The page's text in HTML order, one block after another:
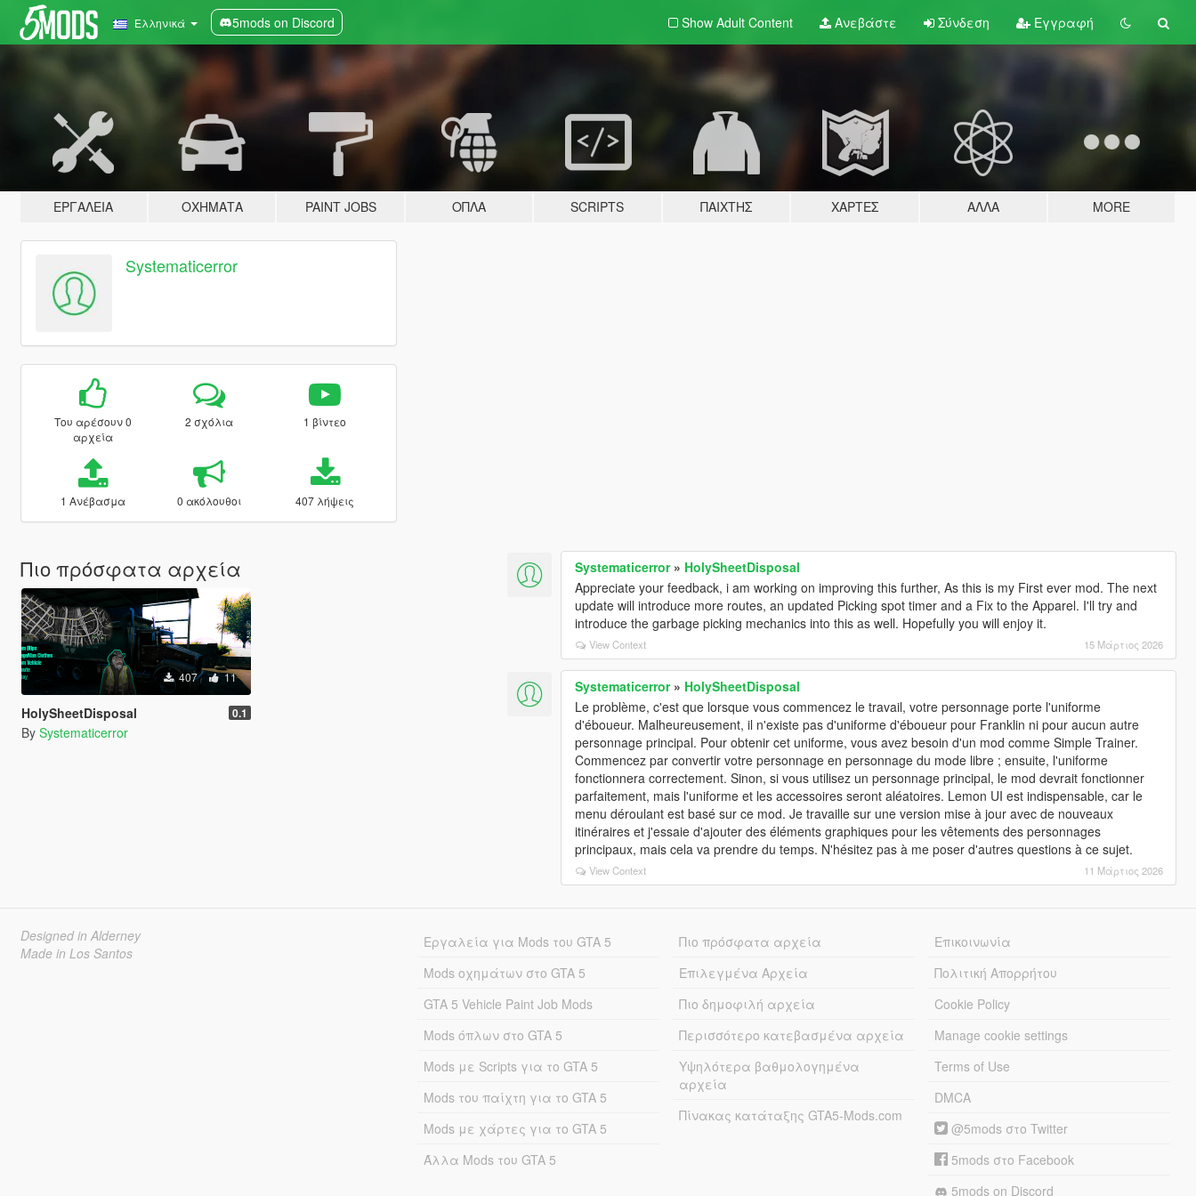
Ελληνικά 5mods on Discord Show Adult Content Ανεβάστε Σύνδεση Εγγραφή
ΕΡΓΑΛΕΊΑ ΟΧΉΜΑΤΑ PAINT JOBS ΌΠΛΑ SCRIPTS ΠΑΊΧΤΗΣ ΧΆΡΤΕΣ ΆΛΛΑ MORE
Systematicerror
Του αρέσουν 0
αρχεία
2 σχόλια 1 βίντεο
1 Ανέβασμα 0 ακόλουθοι 407 λήψεις
Πιο πρόσφατα αρχεία
407 11
HolySheetDisposal 0.1
By Systematicerror
Systematicerror» HolySheetDisposal
Appreciate your feedback, i am working on improving this further, As this is my First ever mod. The next
update will introduce more routes, an updated Picking spot timer and a Fix to the Apparel. I'll try and
introduce the garbage picking mechanics into this as well. Hopefully you will enjoy it.
View Context 15 Μάρτιος 2026
Systematicerror» HolySheetDisposal
Le problème, c'est que lorsque vous commencez le travail, votre personnage porte l'uniforme
d'éboueur. Malheureusement, il n'existe pas d'uniforme d'éboueur pour Franklin ni pour aucun autre
personnage principal. Pour obtenir cet uniforme, vous avez besoin d'un mod comme Simple Trainer.
Commencez par convertir votre personnage en personnage du mode libre ; ensuite, l'uniforme
fonctionnera correctement. Sinon, si vous utilisez un personnage principal, le mod devrait fonctionner
parfaitement, mais l'uniforme et les accessoires seront aléatoires. Lemon UI est indispensable, car le
menu déroulant est basé sur ce mod. Je travaille sur une version mise à jour avec de nouveaux
itinéraires et j'essaie d'ajouter des éléments graphiques pour les vêtements des personnages
principaux, mais cela va prendre du temps. N'hésitez pas à me poser d'autres questions à ce sujet.
View Context 11 Μάρτιος 2026
Designed in Alderney
Made in Los Santos
Εργαλεία για Mods του GTA 5
Mods οχημάτων στο GTA 5
GTA 5 Vehicle Paint Job Mods
Mods όπλων στο GTA 5
Mods με Scripts για το GTA 5
Mods του παίχτη για το GTA 5
Mods με χάρτες για το GTA 5
Άλλα Mods του GTA 5
Πιο πρόσφατα αρχεία
Επιλεγμένα Αρχεία
Πιο δημοφιλή αρχεία
Περισσότερο κατεβασμένα αρχεία
Υψηλότερα βαθμολογημένα
αρχεία
Πίνακας κατάταξης GTA5-Mods.com
Επικοινωνία
Πολιτική Απορρήτου
Cookie Policy
Manage cookie settings
Terms of Use
DMCA
@5mods στο Twitter
5mods στο Facebook
5mods on Discord